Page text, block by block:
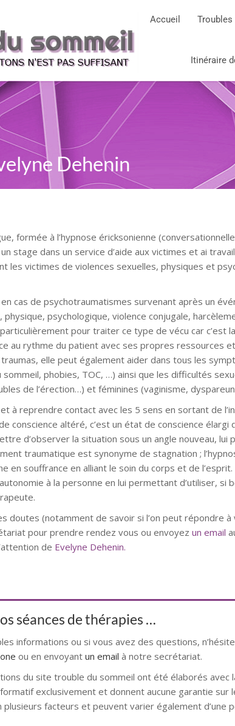
Accueil Troubles
Itinéraire
Dehenin
formée à l’hypnose éricksonienne
stage dans un service d’aide aux victimes et ai
les victimes de violences sexuelles, physiques et
cas de psychotraumatismes survenant après un
psychologique, violence conjugale,
pour traiter ce type de vécu car c’est
au rythme du patient avec ses propres ressources
elle peut également aider dans tous les
phobies, TOC, …) ainsi que les difficultés
de l’érection…) et féminines (vaginisme,
à reprendre contact avec les 5 sens en sortant de
conscience altéré, c’est un état de conscience élargi
d’observer la situation sous un angle nouveau, lui
traumatique est synonyme de stagnation ;
en souffrance en alliant le soin du corps et de
à la personne en lui permettant d’utiliser, si
doutes (notamment de savoir si l’on peut répondre
pour prendre rendez vous ou envoyez un email
de Evelyne Dehenin.
séances de thérapies …
informations ou si vous avez des questions,
ou en envoyant un email à notre secrétariat.
du site trouble du sommeil ont été élaborés avec
exclusivement et donnent aucune garantie sur
facteurs et peuvent varier également d’une